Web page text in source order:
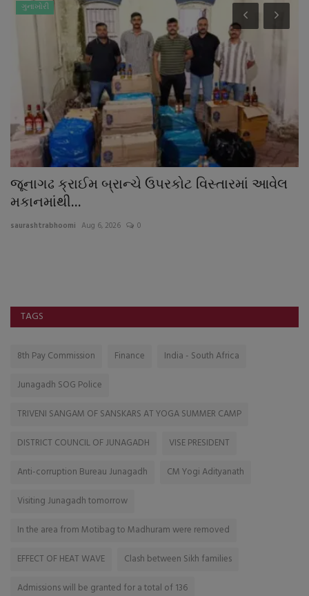
ગુનાખોરી
જૂનાગઢ ક્રાઈમ બ્રાન્ચે ઉપરકોટ વિસ્તારમાં આવેલ
મકાનમાંથી...
saurashtrabhoomi Aug 6, 2026 0
TAGS
8th Pay Commission Finance
India - South Africa
Junagadh SOG Police
TRIVENI SANGAM OF SANSKARS AT YOGA SUMMER CAMP
DISTRICT COUNCIL OF JUNAGADH
VISE PRESIDENT
Anti-corruption Bureau Junagadh
CM Yogi Adityanath
Visiting Junagadh tomorrow
In the area from Motibag to Madhuram were removed
EFFECT OF HEAT WAVE
Clash between Sikh families
Admissions will be granted for a total of 136